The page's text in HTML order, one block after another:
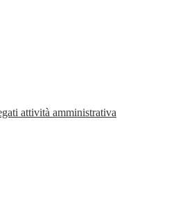
attività amministrativa